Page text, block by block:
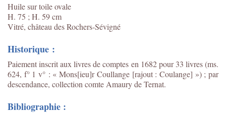
Huile sur toile ovale
H. 75 ; H. 59 cm
Vitré, château des Rochers-Sévigné
Historique :
Paiement inscrit aux livres de comptes en 1682 pour 33 livres (ms.
624, f° 1 v° : « Mons[ieu]rCoullange [rajout : Coulange] ») ; par
descendance, collection comte Amaury de Ternat.
Bibliographie :